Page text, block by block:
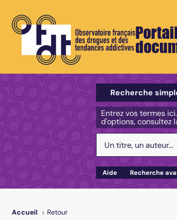
Sélectionner un type
Recherche
Entrez vos termes
d'options, consultez
Aide Recherche
Accueil Retour